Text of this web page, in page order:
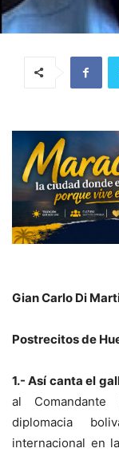
Gian Carlo Di
Postrecitos de
1.- Así canta el
al
diplomacia
internacional en